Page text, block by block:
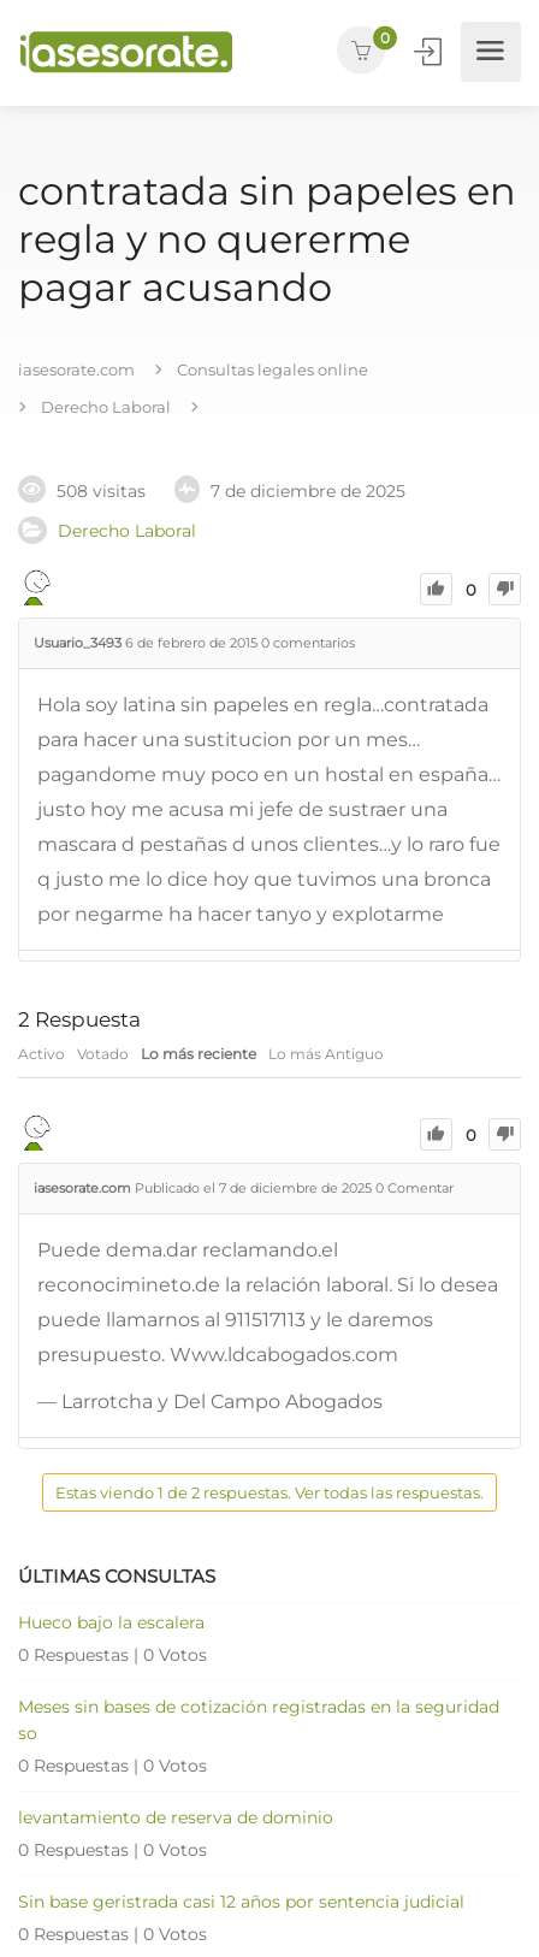
0
contratada sin papeles en
regla y no quererme
pagar acusando
iasesorate.com
Consultas legales online
Derecho Laboral
508 visitas
7 de diciembre de 2025
Derecho Laboral
0
Usuario_3493 6 de febrero de 2015 0 comentarios
Hola soy latina sin papeles en regla…contratada
para hacer una sustitucion por un mes…
pagandome muy poco en un hostal en españa…
justo hoy me acusa mi jefe de sustraer una
mascara d pestañas d unos clientes…y lo raro fue
q justo me lo dice hoy que tuvimos una bronca
por negarme ha hacer tanyo y explotarme
2 Respuesta
Activo Votado Lo más reciente Lo más Antiguo
0
iasesorate.com Publicado el 7 de diciembre de 2025 0 Comentar
Puede dema.dar reclamando.el
reconocimineto.de la relación laboral. Si lo desea
puede llamarnos al 911517113 y le daremos
presupuesto. Www.ldcabogados.com
— Larrotcha y Del Campo Abogados
Estas viendo 1 de 2 respuestas. Ver todas las respuestas.
ÚLTIMAS CONSULTAS
Hueco bajo la escalera
0 Respuestas | 0 Votos
Meses sin bases de cotización registradas en la seguridad
so
0 Respuestas | 0 Votos
levantamiento de reserva de dominio
0 Respuestas | 0 Votos
Sin base geristrada casi 12 años por sentencia judicial
0 Respuestas | 0 Votos